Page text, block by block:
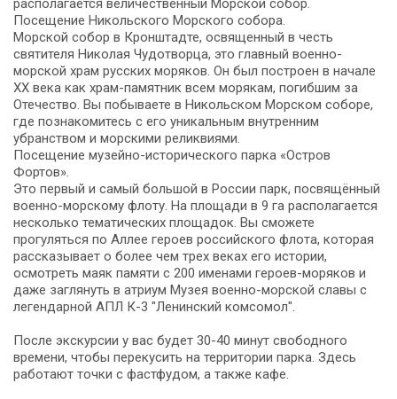
располагается величественный Морской собор.
Посещение Никольского Морского собора.
Морской собор в Кронштадте, освященный в честь
святителя Николая Чудотворца, это главный военно-
морской храм русских моряков. Он был построен в начале
XX века как храм-памятник всем морякам, погибшим за
Отечество. Вы побываете в Никольском Морском соборе,
где познакомитесь с его уникальным внутренним
убранством и морскими реликвиями.
Посещение музейно-исторического парка «Остров
Фортов».
Это первый и самый большой в России парк, посвящённый
военно-морскому флоту. На площади в 9 га располагается
несколько тематических площадок. Вы сможете
прогуляться по Аллее героев российского флота, которая
рассказывает о более чем трех веках его истории,
осмотреть маяк памяти с 200 именами героев-моряков и
даже заглянуть в атриум Музея военно-морской славы с
легендарной АПЛ К-3 "Ленинский комсомол".
После экскурсии у вас будет 30-40 минут свободного
времени, чтобы перекусить на территории парка. Здесь
работают точки с фастфудом, а также кафе.